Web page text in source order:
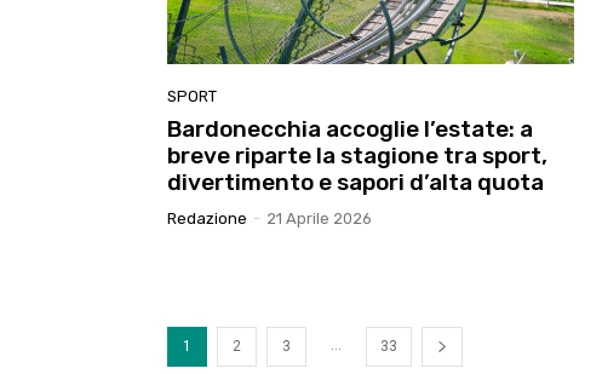
SPORT
Bardonecchia accoglie l’estate: a
breve riparte la stagione tra sport,
divertimento e sapori d’alta quota
Redazione - 21 Aprile 2026
1 2 3 ... 33